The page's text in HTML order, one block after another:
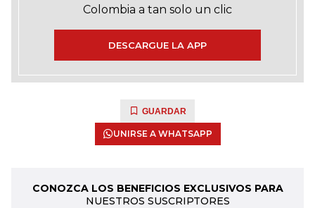
Colombia a tan solo un clic
DESCARGUE LA APP
GUARDAR
UNIRSE A WHATSAPP
CONOZCA LOS BENEFICIOS EXCLUSIVOS PARA
NUESTROS SUSCRIPTORES